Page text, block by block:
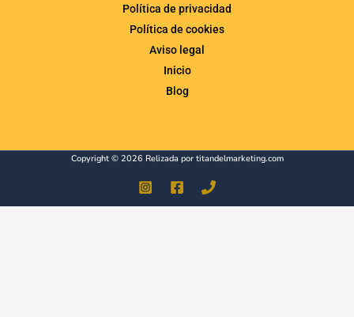
Política de privacidad
Política de cookies
Aviso legal
Inicio
Blog
Copyright © 2026 Relizada por titandelmarketing.com